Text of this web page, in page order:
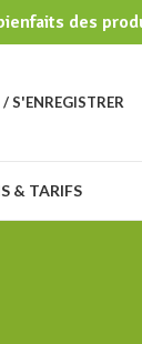
des
S'ENREGISTRER
& TARIFS